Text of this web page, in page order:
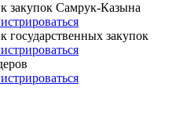
закупок Самрук-Казына
государственных закупок